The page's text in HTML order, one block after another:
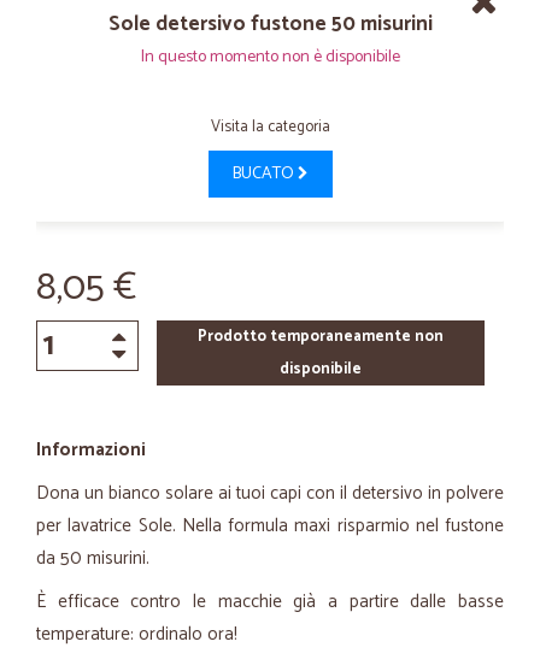
Sole detersivo fustone 50 misurini
In questo momento non è disponibile
Visita la categoria
BUCATO
8,05 €
Prodotto temporaneamente non
disponibile
Informazioni
Dona un bianco solare ai tuoi capi con il detersivo in polvere
per lavatrice Sole. Nella formula maxi risparmio nel fustone
da 50 misurini.
È efficace contro le macchie già a partire dalle basse
temperature: ordinalo ora!